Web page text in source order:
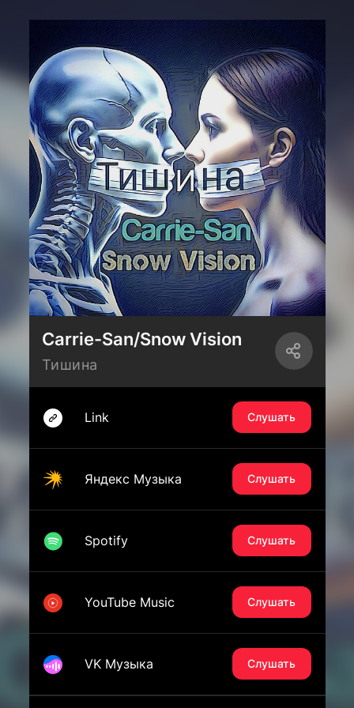
Carrie-San/Snow Vision
Тишина
Link Слушать
Яндекс Музыка Слушать
Spotify Слушать
YouTube Music Слушать
VK Музыка Слушать